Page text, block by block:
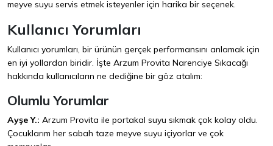
meyve suyu servis etmek isteyenler için harika bir seçenek.
Kullanıcı Yorumları
Kullanıcı yorumları, bir ürünün gerçek performansını anlamak için
en iyi yollardan biridir. İşte Arzum Provita Narenciye Sıkacağı
hakkında kullanıcıların ne dediğine bir göz atalım:
Olumlu Yorumlar
Ayşe Y.: Arzum Provita ile portakal suyu sıkmak çok kolay oldu.
Çocuklarım her sabah taze meyve suyu içiyorlar ve çok